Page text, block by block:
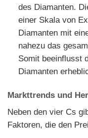
des Diamanten.
einer Skala von
Diamanten mit
nahezu das
Somit beeinflusst
Diamanten
Markttrends und
Neben den vier Cs
Faktoren, die den